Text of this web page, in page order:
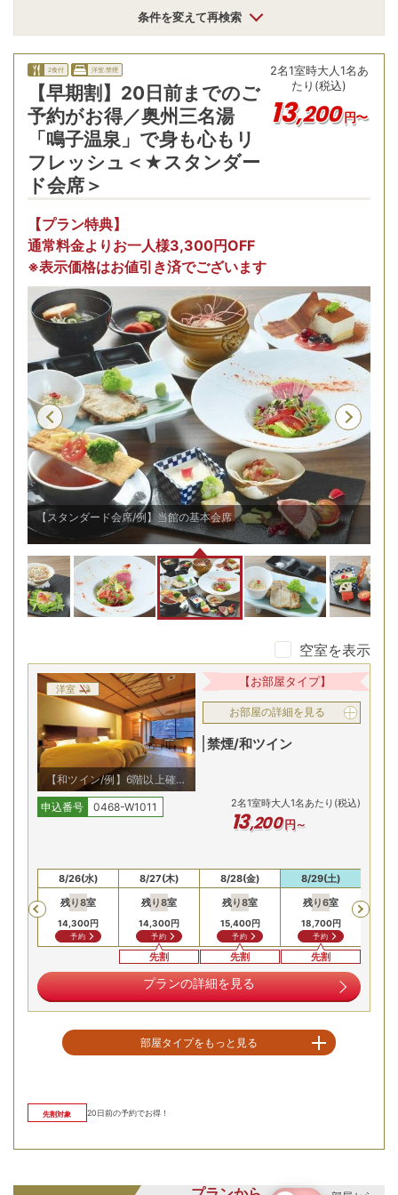
条件を変えて再検索
2食付 洋室:禁煙
【早期割】20日前までのご
予約がお得／奥州三名湯
「鳴子温泉」で身も心もリ
フレッシュ＜★スタンダー
ド会席＞
2名1室時大人1名あ
たり(税込)
13,200円〜
【プラン特典】
通常料金よりお一人様3,300円OFF
※表示価格はお値引き済でございます
【スタンダード会席/例】当館の基本会席
空室を表示
洋室
【和ツイン/例】6階以上確約
でシモンズ製のベッドを完備
【お部屋タイプ】
お部屋の詳細を見る
禁煙/和ツイン
申込番号 0468-W1011 2名1室時大人1名あたり(税込)
13,200円～
Previous
8/26(水)
残り8室
14,300円
予約
8/27(木)
残り8室
14,300円
予約
先割
8/28(金)
残り8室
15,400円
予約
先割
8/29(土)
残り6室
18,700円
予約
先割
プランの詳細を見る
部屋タイプをもっと見る
和室
お部屋の詳細を見る
先割対象 20日前の予約でお得！